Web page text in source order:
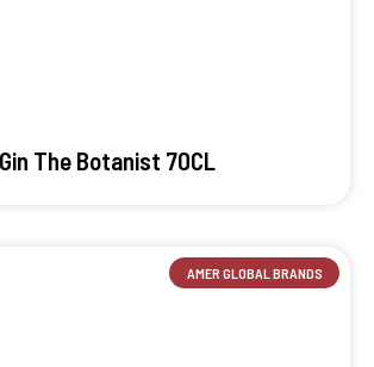
Gin The Botanist 70CL
AMER GLOBAL BRANDS